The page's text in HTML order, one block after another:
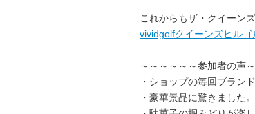
これからもザ・クイーン
vividgolfクイーンズヒル
～～～～～～参加者の声
・ショップの毎回ブラン
・豪華景品に驚きました